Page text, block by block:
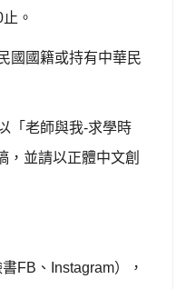
止。
國國籍或持有中華民
「老師與我-求學時
，並請以正體中文創
書FB 、 Instagram），